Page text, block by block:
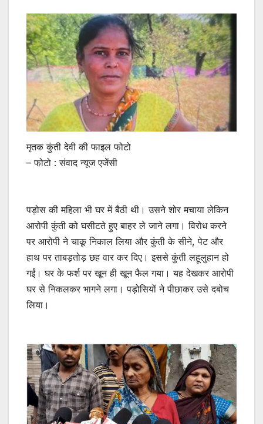
मृतक कुंती देवी की फाइल फोटो
– फोटो : संवाद न्यूज एजेंसी
पड़ोस की महिला भी घर में बैठी थी। उसने शोर मचाया लेकिन
आरोपी कुंती को घसीटते हुए बाहर ले जाने लगा। विरोध करने
पर आरोपी ने चाकू निकाल लिया और कुंती के सीने, पेट और
हाथ पर ताबड़तोड़ छह वार कर दिए। इससे कुंती लहूलुहान हो
गईं। घर के फर्श पर खून ही खून फैल गया। यह देखकर आरोपी
घर से निकलकर भागने लगा। पड़ोसियों ने पीछाकर उसे दबोच
लिया।